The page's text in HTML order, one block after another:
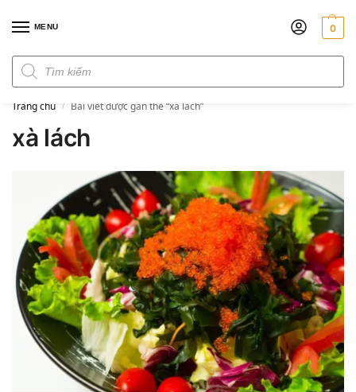
MENU 0
Trang chủ / Bài viết được gắn thẻ “xà lách”
xà lách